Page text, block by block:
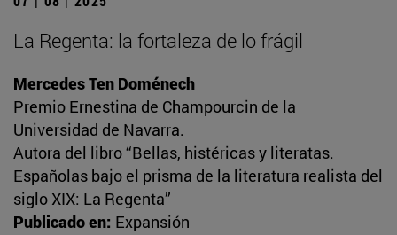
La Regenta: la fortaleza de lo frágil
Mercedes Ten Doménech
Premio Ernestina de Champourcin de la
Universidad de Navarra.
Autora del libro “Bellas, histéricas y literatas.
Españolas bajo el prisma de la literatura realista del
siglo XIX: La Regenta”
Publicado en: Expansión